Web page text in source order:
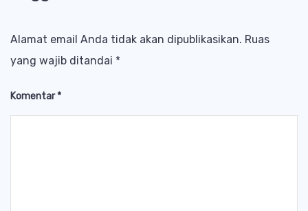
Alamat email Anda tidak akan dipublikasikan. Ruas
yang wajib ditandai *
Komentar*